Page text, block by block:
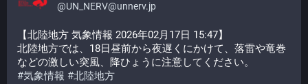
@UN_NERV@unnerv.jp
【北陸地方 気象情報 2026年02月17日 15:47】
北陸地方では、18日昼前から夜遅くにかけて、落雷や竜巻
などの激しい突風、降ひょうに注意してください。
#気象情報 #北陸地方